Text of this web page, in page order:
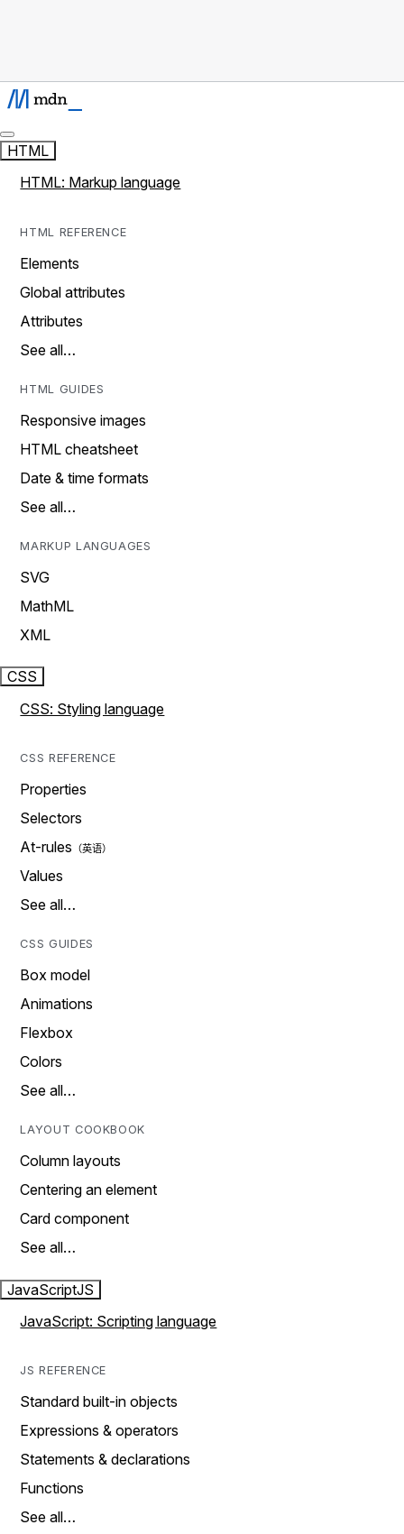
HTML
HTML: Markup language
HTML REFERENCE
Elements
Global attributes
Attributes
See all…
HTML GUIDES
Responsive images
HTML cheatsheet
Date & time formats
See all…
MARKUP LANGUAGES
SVG
MathML
XML
CSS
CSS: Styling language
CSS REFERENCE
Properties
Selectors
At-rules
Values
See all…
CSS GUIDES
Box model
Animations
Flexbox
Colors
See all…
LAYOUT COOKBOOK
Column layouts
Centering an element
Card component
See all…
JavaScriptJS
JavaScript: Scripting language
JS REFERENCE
Standard built-in objects
Expressions & operators
Statements & declarations
Functions
See all…